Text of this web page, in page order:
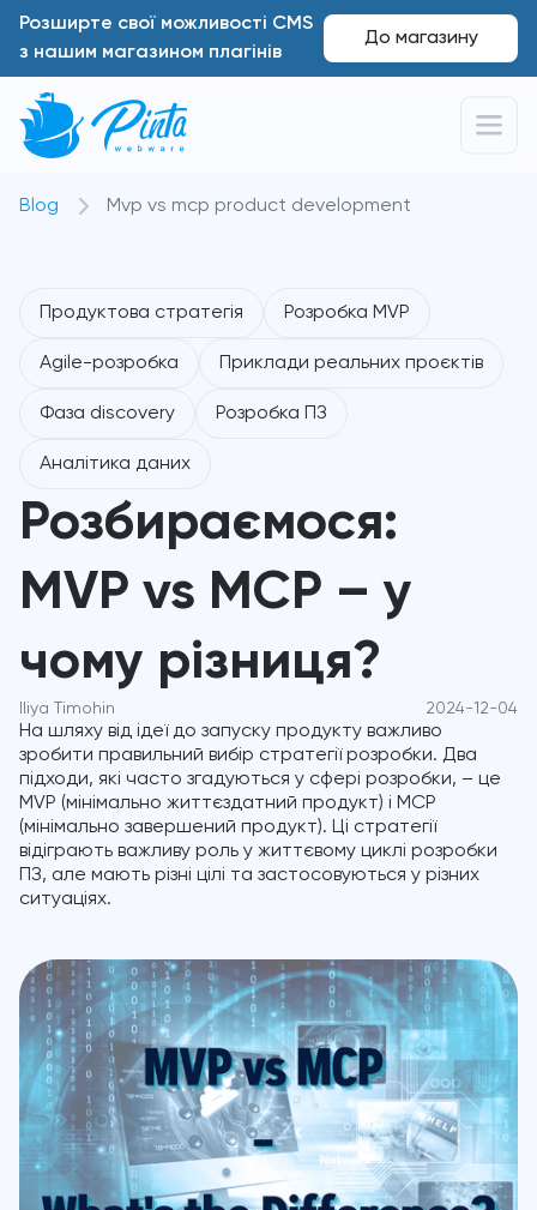
Розширте свої можливості CMS
з нашим магазином плагінів
До магазину
Blog Mvp vs mcp product development
Продуктова стратегія Розробка MVP
Agile-розробка Приклади реальних проєктів
Фаза discovery Розробка ПЗ
Аналітика даних
Розбираємося:
MVP vs MCP – у
чому різниця?
Iliya Timohin 2024-12-04
На шляху від ідеї до запуску продукту важливо
зробити правильний вибір стратегії розробки. Два
підходи, які часто згадуються у сфері розробки, – це
MVP (мінімально життєздатний продукт) і MCP
(мінімально завершений продукт). Ці стратегії
відіграють важливу роль у життєвому циклі розробки
ПЗ, але мають різні цілі та застосовуються у різних
ситуаціях.